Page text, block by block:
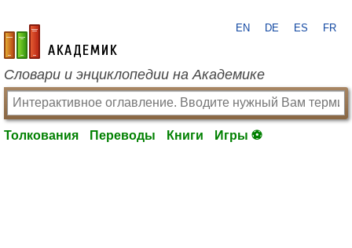
academic.ru
EN DE ES FR
Словари и энциклопедии на Академике
Толкования Переводы Книги Игры ⚽